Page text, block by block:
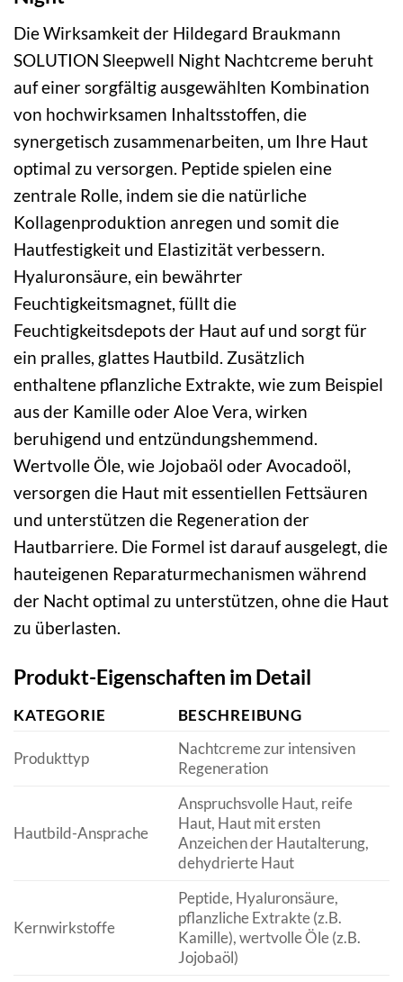
Die Wirksamkeit der Hildegard Braukmann
SOLUTION Sleepwell Night Nachtcreme beruht
auf einer sorgfältig ausgewählten Kombination
von hochwirksamen Inhaltsstoffen, die
synergetisch zusammenarbeiten, um Ihre Haut
optimal zu versorgen. Peptide spielen eine
zentrale Rolle, indem sie die natürliche
Kollagenproduktion anregen und somit die
Hautfestigkeit und Elastizität verbessern.
Hyaluronsäure, ein bewährter
Feuchtigkeitsmagnet, füllt die
Feuchtigkeitsdepots der Haut auf und sorgt für
ein pralles, glattes Hautbild. Zusätzlich
enthaltene pflanzliche Extrakte, wie zum Beispiel
aus der Kamille oder Aloe Vera, wirken
beruhigend und entzündungshemmend.
Wertvolle Öle, wie Jojobaöl oder Avocadoöl,
versorgen die Haut mit essentiellen Fettsäuren
und unterstützen die Regeneration der
Hautbarriere. Die Formel ist darauf ausgelegt, die
hauteigenen Reparaturmechanismen während
der Nacht optimal zu unterstützen, ohne die Haut
zu überlasten.
Produkt-Eigenschaften im Detail
KATEGORIE BESCHREIBUNG
Produkttyp
Nachtcreme zur intensiven
Regeneration
Hautbild-Ansprache
Anspruchsvolle Haut, reife
Haut, Haut mit ersten
Anzeichen der Hautalterung,
dehydrierte Haut
Kernwirkstoffe
Peptide, Hyaluronsäure,
pflanzliche Extrakte (z.B.
Kamille), wertvolle Öle (z.B.
Jojobaöl)